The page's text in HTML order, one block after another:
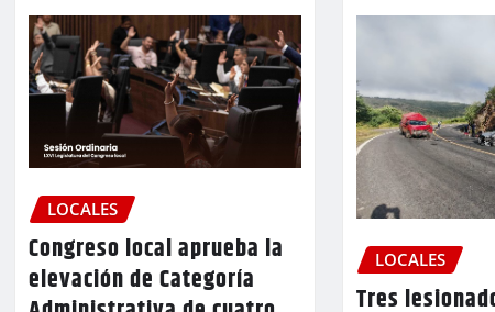
LOCALES
Congreso local aprueba la
elevación de Categoría
LOCALES
Tres